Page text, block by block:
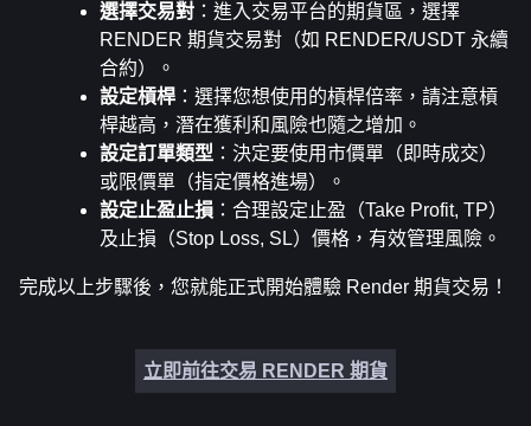
選擇交易對 ：進入交易平台的期貨區，選擇
RENDER 期貨交易對（如 RENDER/USDT 永續
合約）。
設定槓桿 ：選擇您想使用的槓桿倍率，請注意槓
桿越高，潛在獲利和風險也隨之增加。
設定訂單類型 ：決定要使用市價單（即時成交）
或限價單（指定價格進場）。
設定止盈止損 ：合理設定止盈（Take Profit, TP）
及止損（Stop Loss, SL）價格，有效管理風險。
完成以上步驟後，您就能正式開始體驗 Render 期貨交易！
立即前往交易 RENDER 期貨